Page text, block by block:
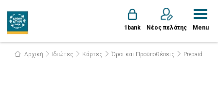
1bank Νέος πελάτης Menu
Αρχική Ιδιώτες Κάρτες Όροι και Προϋποθέσεις Prepaid